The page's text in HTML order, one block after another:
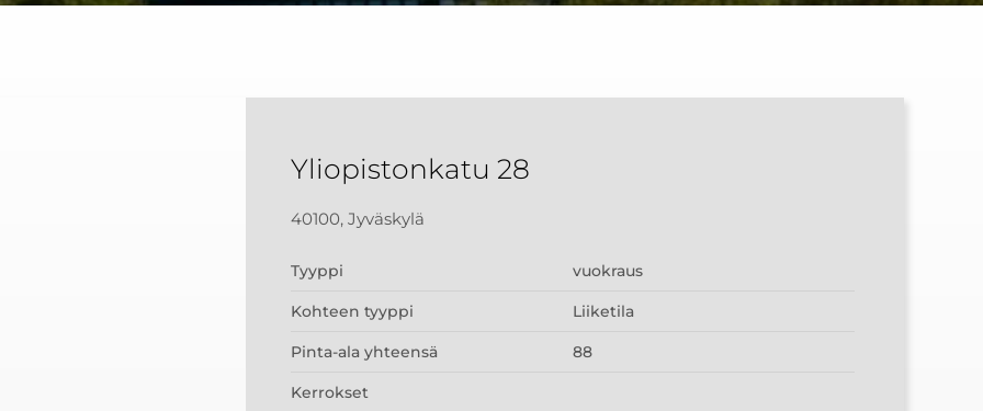
Yliopistonkatu 28
40100, Jyväskylä
Tyyppi vuokraus
Kohteen tyyppi Liiketila
Pinta-ala yhteensä 88
Kerrokset